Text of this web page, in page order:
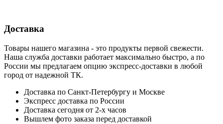
Доставка
Товары нашего магазина - это продукты первой свежести.
Наша служба доставки работает максимально быстро, а по
России мы предлагаем опцию экспресс-доставки в любой
город от надежной ТК.
Доставка по Санкт-Петербургу и Москве
Экспресс доставка по России
Доставка сегодня от 2-х часов
Вышлем фото заказа перед доставкой